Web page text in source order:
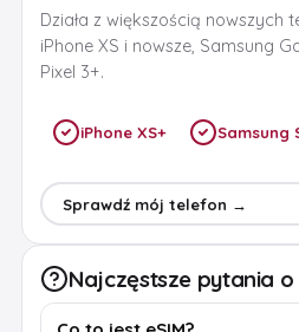
Działa z większością nowszych
iPhone XS i nowsze, Samsung
Pixel 3+.
iPhone XS+ Samsung
Sprawdź mój telefon →
Najczęstsze pytania o